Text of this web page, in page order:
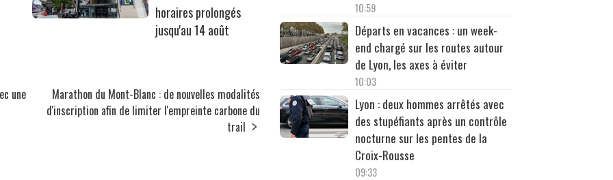
horaires prolongés
jusqu'au 14 août
une
Marathon du Mont-Blanc : de nouvelles modalités
d'inscription afin de limiter l'empreinte carbone du
trail
10:59
Départs en vacances : un week-
end chargé sur les routes autour
de Lyon, les axes à éviter
10:03
Lyon : deux hommes arrêtés avec
des stupéfiants après un contrôle
nocturne sur les pentes de la
Croix-Rousse
09:33